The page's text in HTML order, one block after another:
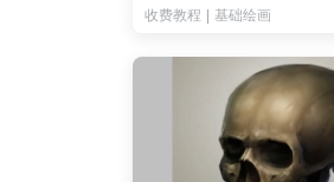
收费教程
基础绘画